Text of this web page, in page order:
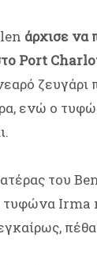
άρχισε να
Port
ζευγάρι
ενώ ο
του
τυφώνα Irma